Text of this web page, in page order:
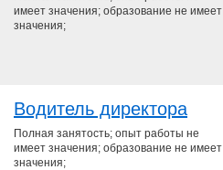
имеет значения; образование не имеет
значения;
Водитель директора
Полная занятость; опыт работы не
имеет значения; образование не имеет
значения;